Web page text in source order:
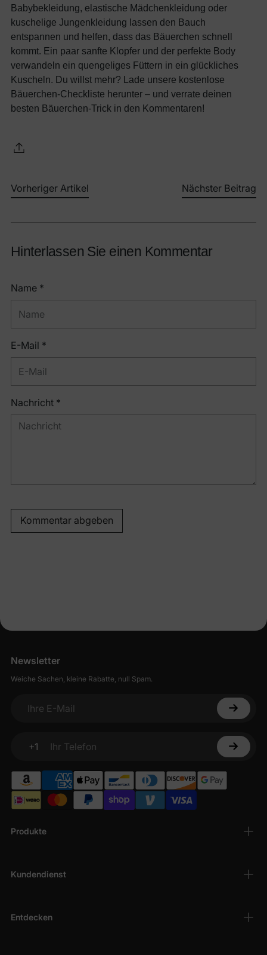
Babybekleidung, elastische Mädchenkleidung oder
kuschelige Jungenkleidung lassen den Bauch
entspannen und helfen, dass das Bäuerchen schnell
kommt. Ein paar sanfte Klopfer und der perfekte Body
verwandeln ein quengeliges Füttern in ein glückliches
Kuscheln. Du willst mehr? Lade unsere kostenlose
Bäuerchen-Checkliste herunter – und verrate deinen
besten Bäuerchen-Trick in den Kommentaren!
Vorheriger Artikel Nächster Beitrag
Hinterlassen Sie einen Kommentar
Name *
E-Mail *
Nachricht *
Kommentar abgeben
Produkte
Kundendienst
Entdecken
Newsletter
Weiche Sachen, kleine Rabatte, null Spam.
Ihre E-Mail
+1
Ihr Telefon